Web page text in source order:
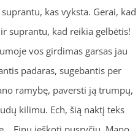
kas vyksta. Gerai, kad
suprantu, kad reikia gelbėtis!
vos girdimas garsas jau
padaras, sugebantis per
ramybę, paversti ją trumpų,
kilimu. Ech, šią naktį teks